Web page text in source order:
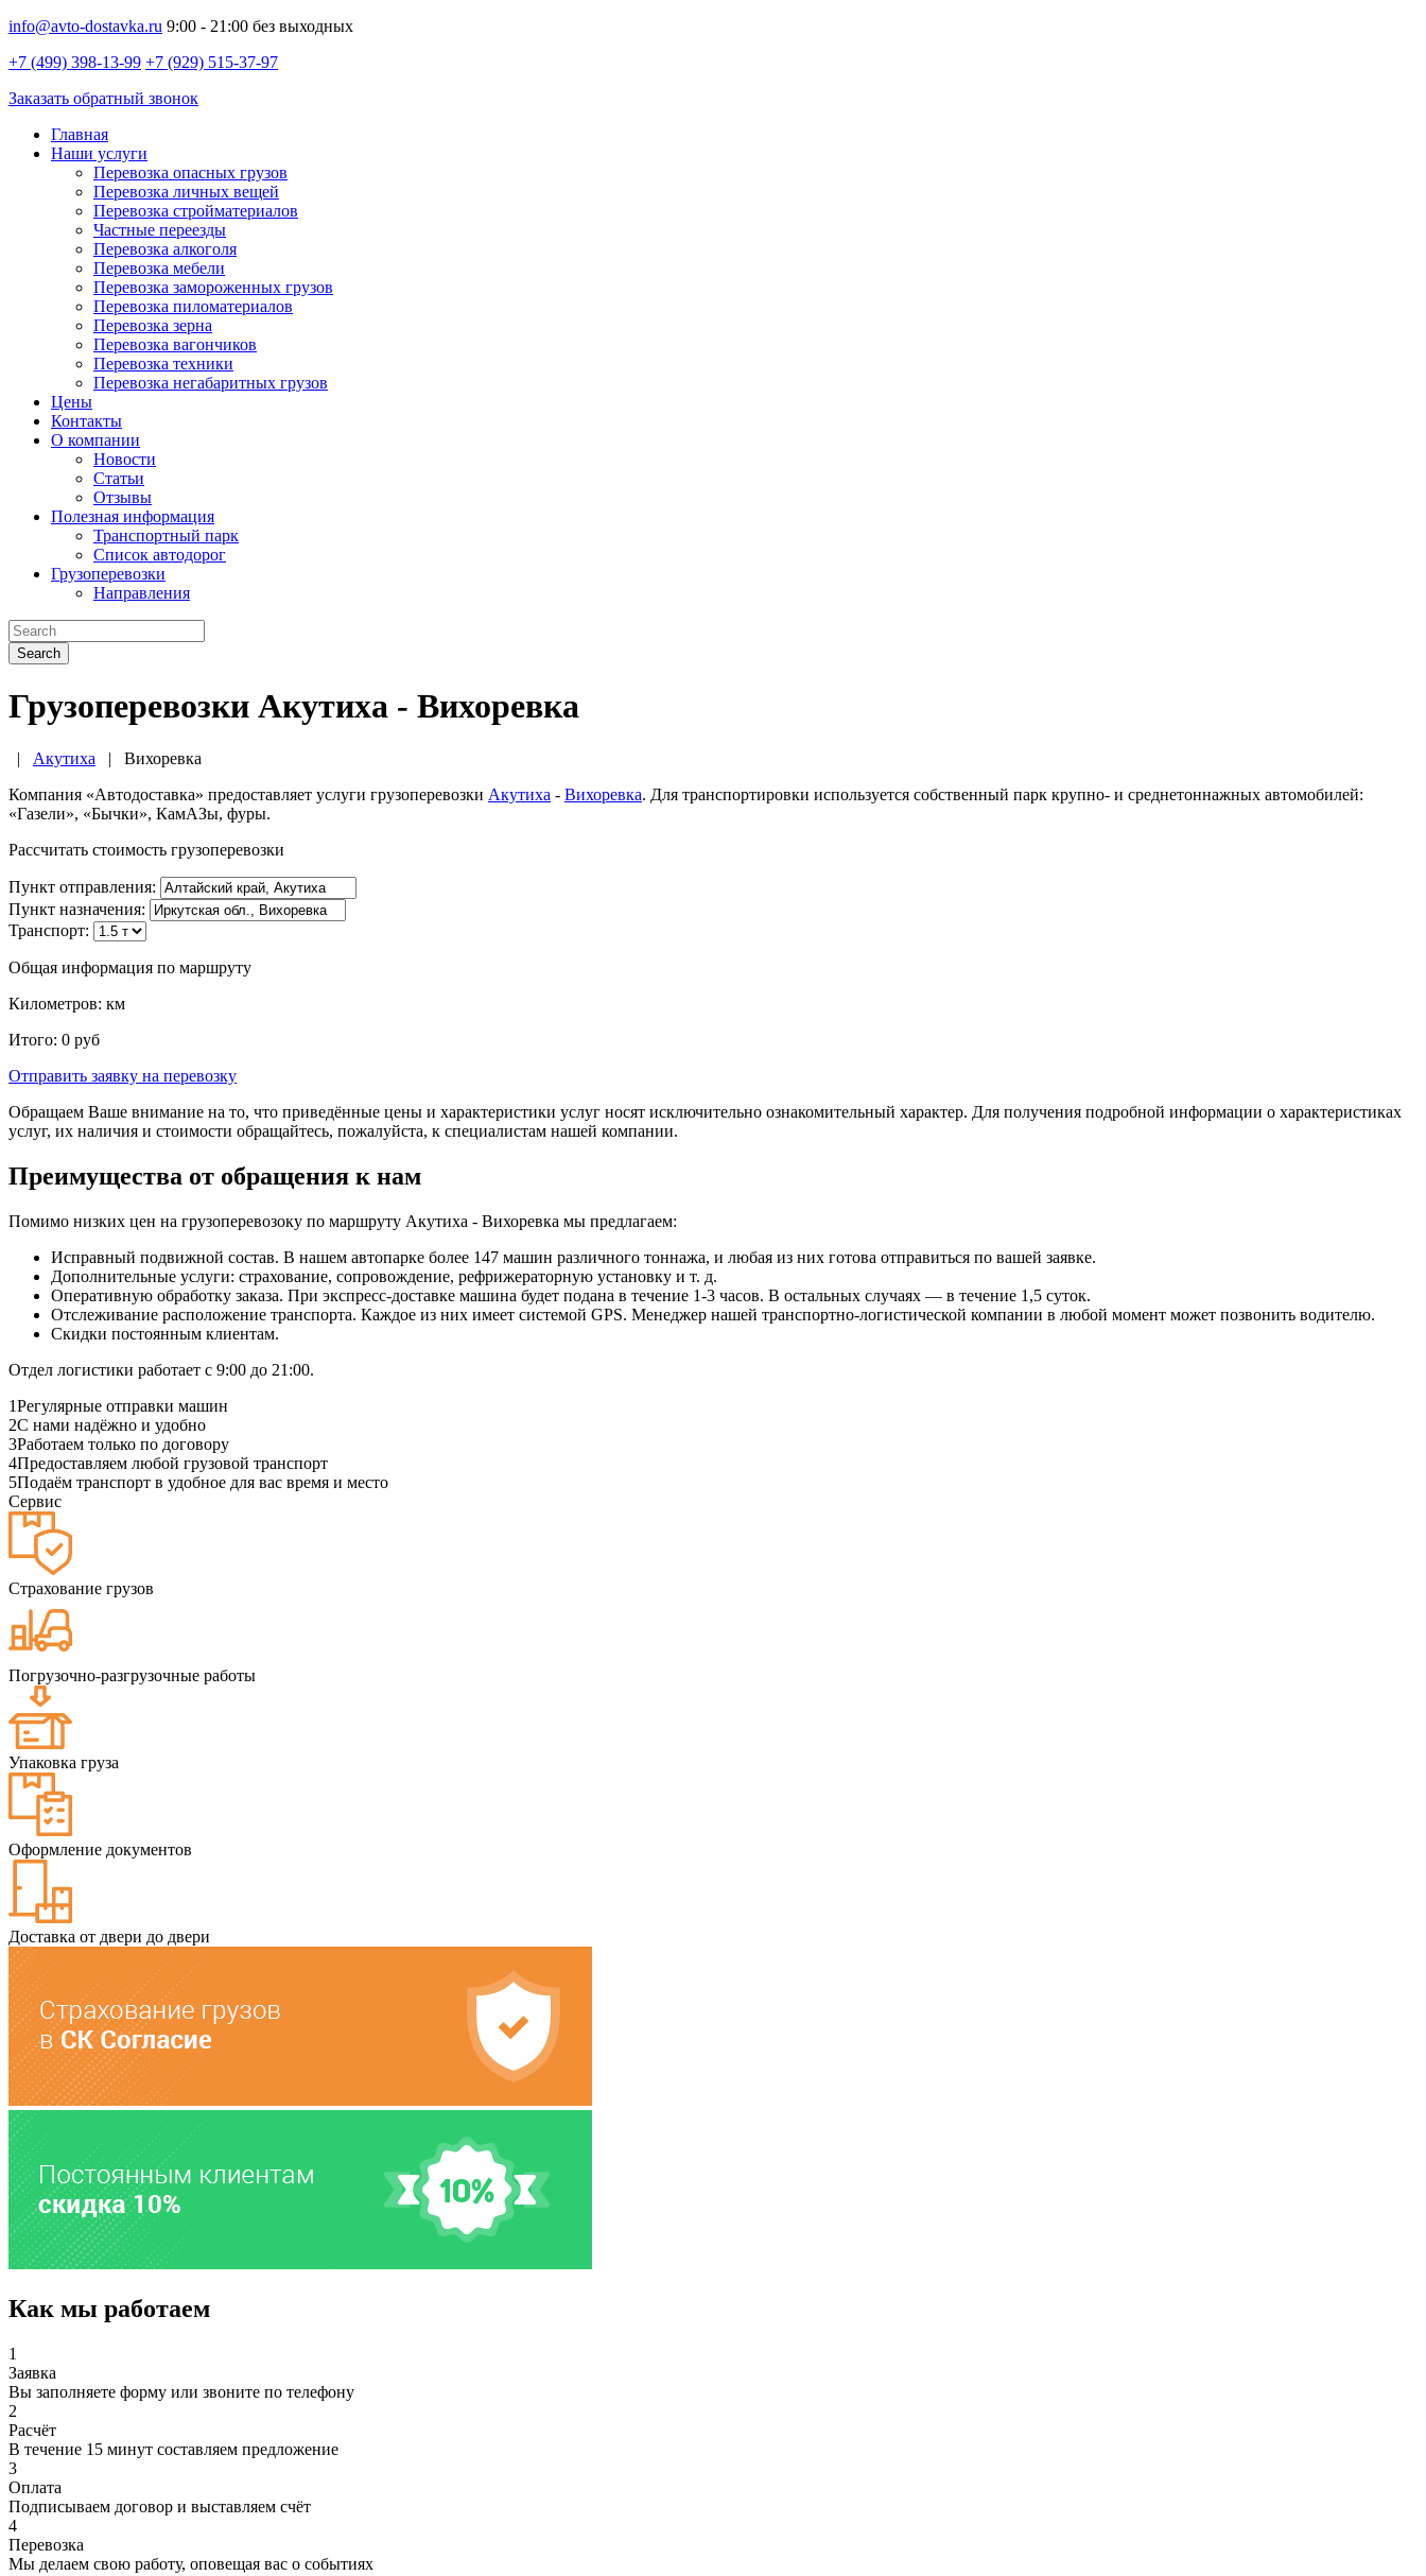
info@avto-dostavka.ru 9:00 - 21:00 без выходных
+7 (499) 398-13-99 +7 (929) 515-37-97
Заказать обратный звонок
Главная
Наши услуги
Перевозка опасных грузов
Перевозка личных вещей
Перевозка стройматериалов
Частные переезды
Перевозка алкоголя
Перевозка мебели
Перевозка замороженных грузов
Перевозка пиломатериалов
Перевозка зерна
Перевозка вагончиков
Перевозка техники
Перевозка негабаритных грузов
Цены
Контакты
О компании
Новости
Статьи
Отзывы
Полезная информация
Транспортный парк
Список автодорог
Грузоперевозки
Направления
Search
Грузоперевозки Акутиха - Вихоревка
| Акутиха | Вихоревка
Компания «Автодоставка» предоставляет услуги грузоперевозки Акутиха - Вихоревка. Для транспортировки используется собственный парк крупно- и среднетоннажных автомобилей:
«Газели», «Бычки», КамАЗы, фуры.
Рассчитать стоимость грузоперевозки
Пункт отправления:
Пункт назначения:
Транспорт:
Общая информация по маршруту
Километров: км
Итого: 0 руб
Отправить заявку на перевозку
Обращаем Ваше внимание на то, что приведённые цены и характеристики услуг носят исключительно ознакомительный характер. Для получения подробной информации о характеристиках
услуг, их наличия и стоимости обращайтесь, пожалуйста, к специалистам нашей компании.
Преимущества от обращения к нам
Помимо низких цен на грузоперевозоку по маршруту Акутиха - Вихоревка мы предлагаем:
Исправный подвижной состав. В нашем автопарке более 147 машин различного тоннажа, и любая из них готова отправиться по вашей заявке.
Дополнительные услуги: страхование, сопровождение, рефрижераторную установку и т. д.
Оперативную обработку заказа. При экспресс-доставке машина будет подана в течение 1-3 часов. В остальных случаях — в течение 1,5 суток.
Отслеживание расположение транспорта. Каждое из них имеет системой GPS. Менеджер нашей транспортно-логистической компании в любой момент может позвонить водителю.
Скидки постоянным клиентам.
Отдел логистики работает с 9:00 до 21:00.
1Регулярные отправки машин
2С нами надёжно и удобно
3Работаем только по договору
4Предоставляем любой грузовой транспорт
5Подаём транспорт в удобное для вас время и место
Сервис
Страхование грузов
Погрузочно-разгрузочные работы
Упаковка груза
Оформление документов
Доставка от двери до двери
Как мы работаем
1
Заявка
Вы заполняете форму или звоните по телефону
2
Расчёт
В течение 15 минут составляем предложение
3
Оплата
Подписываем договор и выставляем счёт
4
Перевозка
Мы делаем свою работу, оповещая вас о событиях